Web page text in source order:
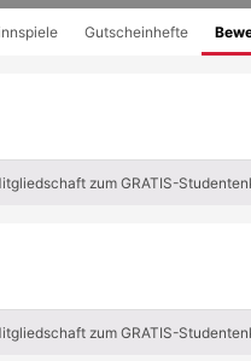
Gutscheinhefte
zum GRATIS-
zum GRATIS-